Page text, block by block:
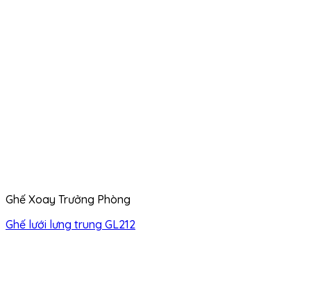
Ghế Xoay Trưởng Phòng
Ghế lưới lưng trung GL212